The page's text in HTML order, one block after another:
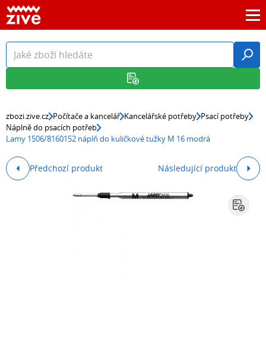
zbozi.zive.cz Počítače a kancelář Kancelářské potřeby Psací potřeby
Náplně do psacích potřeb
Lamy 1506/8160152 náplň do kuličkové tužky M 16 modrá
Předchozí produkt Následující produkt